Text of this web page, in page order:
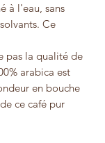
à l'eau, sans
Ce
pas la qualité de
arabica est
en bouche
ce café pur